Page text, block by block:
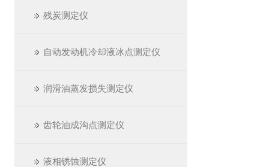
残炭测定仪
自动发动机冷却液冰点测定仪
润滑油蒸发损失测定仪
齿轮油成沟点测定仪
液相锈蚀测定仪